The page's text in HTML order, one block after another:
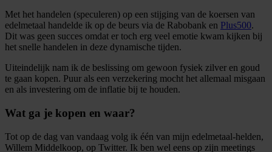
Met het handelen (speculeren) op een stijging van de koersen van
edelmetaal handelde ik op de beurs via de Rabobank en Plus500.
Dit was geen succes omdat er toch erg veel emotie kwam kijken bij
het snelle handelen in deze dynamische tijden.
Uiteindelijk nam ik de beslissing om gewoon fysiek zilver en goud
te gaan kopen. Puur als een verzekering mocht het allemaal misgaan
en als investering om de inflatie bij te houden.
Wat ga je kopen en waar?
Tot op de dag van vandaag volg ik één van mijn edelmetaal-helden,
Willem Middelkoop, op Twitter. Ik ben wel eens op zijn meetings